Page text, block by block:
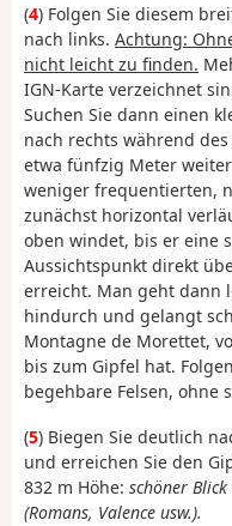
(4) Folgen Sie diesem
nach links. Achtung:
nicht leicht zu finden.
IGN-Karte verzeichnet
Suchen Sie dann einen
nach rechts während
etwa fünfzig Meter
weniger frequentierten,
zunächst horizontal
oben windet, bis er eine
Aussichtspunkt direkt
erreicht. Man geht dann
hindurch und gelangt
Montagne de Morettet,
bis zum Gipfel hat.
begehbare Felsen, ohne
(5) Biegen Sie deutlich
und erreichen Sie den
832 m Höhe: schöner
(Romans, Valence usw.).